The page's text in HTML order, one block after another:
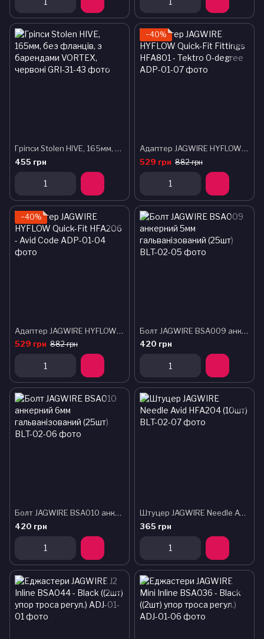
Гріпси Stolen HIVE, 165мм, без фланців, з барендами VORTEX, червоні
455 грн
−40%
Адаптер JAGWIRE HYFLOW Quick-Fit Fittings HFA801 - Tektro 0-degree
529 грн 882 грн
−40%
Адаптер JAGWIRE HYFLOW Quick-Fit HFA206 - Avid Code
529 грн 882 грн
Болт JAGWIRE BSA009 анкерний 5мм гальванізований (25шт)
420 грн
Болт JAGWIRE BSA010 анкерний 6мм гальванізований (25шт)
420 грн
Штуцер JAGWIRE Needle Avid HFA204 (10шт)
365 грн